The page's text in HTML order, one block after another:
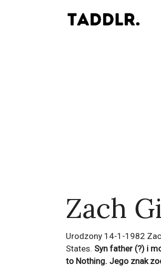
Zach
Urodzony 14-1-1982
States. Syn father (?) i
to Nothing. Jego znak